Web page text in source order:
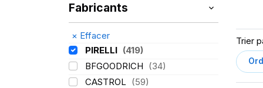
Fabricants
× Effacer
PIRELLI (419)
BFGOODRICH (34)
CASTROL (59)
Trier